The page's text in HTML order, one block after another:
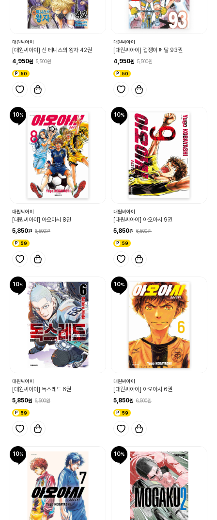
대원씨아이
[대원씨아이] 신 테니스의 왕자 42권
4,950
5,500
50
대원씨아이
[대원씨아이] 겁쟁이 페달 93권
4,950
5,500
50
10
대원씨아이
[대원씨아이] 아오아시 8권
5,850
6,500
59
10
대원씨아이
[대원씨아이] 아오아시 9권
5,850
6,500
59
10
대원씨아이
[대원씨아이] 독스레드 6권
5,850
6,500
59
10
대원씨아이
[대원씨아이] 아오아시 6권
5,850
6,500
59
10 10